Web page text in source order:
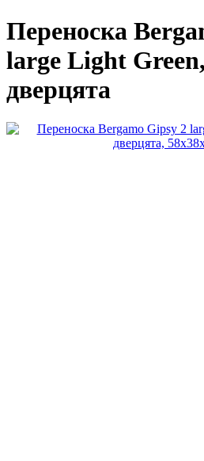
Переноска
large Light
дверцята